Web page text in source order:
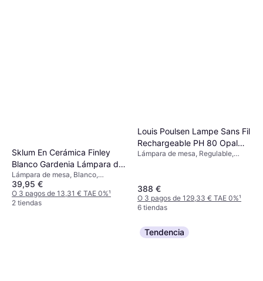
Sklum En Cerámica Finley
Blanco Gardenia Lámpara de
mesa
Lámpara de mesa, Blanco,
Cerámica, Casquillo de Lámpara:
E27
39,95 €
O 3 pagos de 13,31 € TAE 0%¹
2 tiendas
Louis Poulsen Lampe Sans Fil
Rechargeable PH 80 Opal
Blanc Lámpara de mesa
Lámpara de mesa, Regulable,
388 €
O 3 pagos de 129,33 € TAE 0%¹
6 tiendas
Tendencia